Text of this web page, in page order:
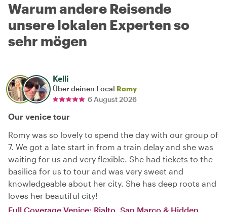
Warum andere Reisende
unsere lokalen Experten so
sehr mögen
Kelli
Über deinen Local Romy
6 August 2026
Our venice tour
Romy was so lovely to spend the day with our group of
7. We got a late start in from a train delay and she was
waiting for us and very flexible. She had tickets to the
basilica for us to tour and was very sweet and
knowledgeable about her city. She has deep roots and
loves her beautiful city!
Full Coverage Venice: Rialto, San Marco & Hidden